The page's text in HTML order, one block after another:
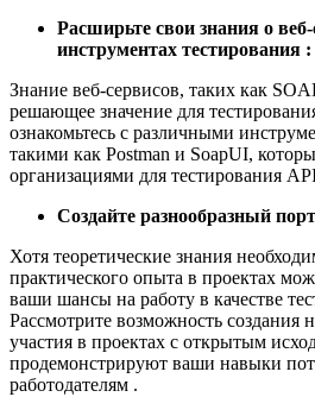
Расширьте свои знания о
инструментах тестирования :
Знание веб-сервисов, таких как
решающее значение для
ознакомьтесь с различными
такими как Postman и SoapUI,
организациями для тестирования
Создайте разнообразный
Хотя теоретические знания
практического опыта в проектах
ваши шансы на работу в качестве
Рассмотрите возможность создания
участия в проектах с открытым
продемонстрируют ваши навыки
работодателям .